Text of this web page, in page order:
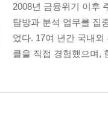
2008년 금융위기 이후
탐방과 분석 업무를 집
었다. 17여 년간 국내
클을 직접 경험했으며,